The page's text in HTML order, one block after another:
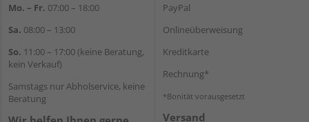
Mo. – Fr. 07:00 – 18:00
Sa. 08:00 – 13:00
So. 11:00 – 17:00 (keine Beratung,
kein Verkauf)
Samstags nur Abholservice, keine
Beratung
PayPal
Onlineüberweisung
Kreditkarte
Rechnung*
*Bonität vorausgesetzt
Versand